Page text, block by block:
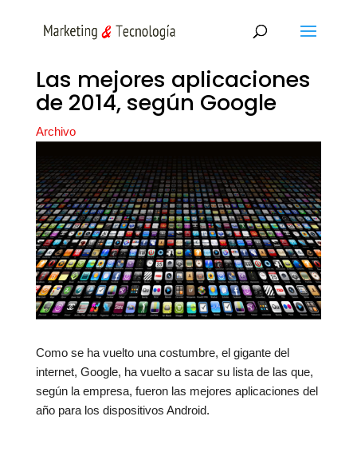
Las mejores aplicaciones
de 2014, según Google
Archivo
Como se ha vuelto una costumbre, el gigante del
internet, Google, ha vuelto a sacar su lista de las que,
según la empresa, fueron las mejores aplicaciones del
año para los dispositivos Android.